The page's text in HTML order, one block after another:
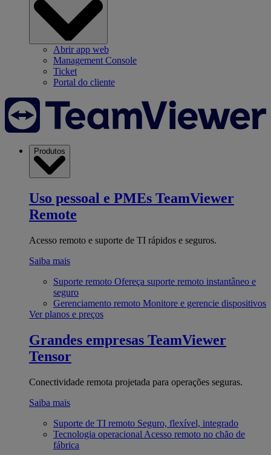
Abrir app web
Management Console
Ticket
Portal do cliente
Produtos
Uso pessoal e PMEs TeamViewer
Remote
Acesso remoto e suporte de TI rápidos e seguros.
Saiba mais
Suporte remoto Ofereça suporte remoto instantâneo e
seguro
Gerenciamento remoto Monitore e gerencie dispositivos
Ver planos e preços
Grandes empresas TeamViewer
Tensor
Conectividade remota projetada para operações seguras.
Saiba mais
Suporte de TI remoto Seguro, flexível, integrado
Tecnologia operacional Acesso remoto no chão de
fábrica